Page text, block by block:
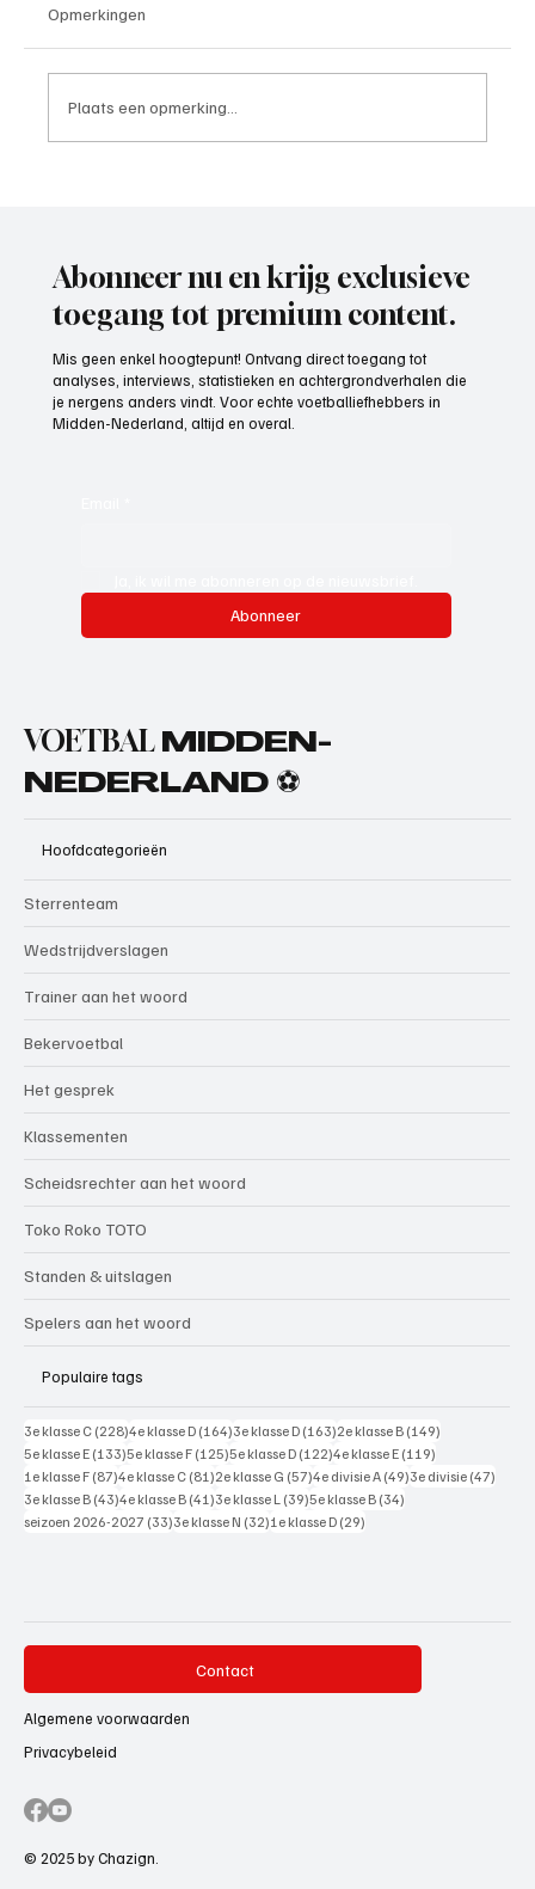
Opmerkingen
Plaats een opmerking...
Abonneer nu en krijg exclusieve
toegang tot premium content.
Mis geen enkel hoogtepunt! Ontvang direct toegang tot
analyses, interviews, statistieken en achtergrondverhalen die
je nergens anders vindt. Voor echte voetballiefhebbers in
Midden-Nederland, altijd en overal.
Abonneer
VOETBAL MIDDEN-
NEDERLAND ⚽
Hoofdcategorieën
Sterrenteam
Wedstrijdverslagen
Trainer aan het woord
Bekervoetbal
Het gesprek
Klassementen
Scheidsrechter aan het woord
Toko Roko TOTO
Standen & uitslagen
Spelers aan het woord
Populaire tags
3e klasse C (228)228 posts
4e klasse D (164)164 posts
3e klasse D (163)163 posts
2e klasse B (149)
5e klasse E (133)133 posts
5e klasse F (125)125 posts
5e klasse D (122)122 posts
4e klasse E (119)
1e klasse F (87)87 posts
4e klasse C (81)81 posts
2e klasse G (57)57 posts
4e divisie A (49)49 posts
3e divisie (47)
3e klasse B (43)43 posts
4e klasse B (41)41 posts
3e klasse L (39)39 posts
5e klasse B (34)
seizoen 2026-2027 (33)33 posts
3e klasse N (32)32 posts
1e klasse D (29)
Contact
Algemene voorwaarden
Privacybeleid
© 2025 by Chazign.